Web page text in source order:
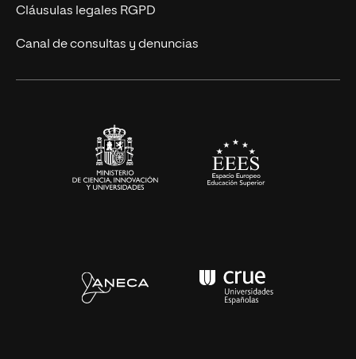
UNIR Revista
Eventos
Cláusulas legales RGPD
Canal de consultas y denuncias